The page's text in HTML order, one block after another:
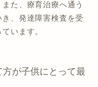
た、療育治療へ通う
、発達障害検査を受
います。
が子供にとって最